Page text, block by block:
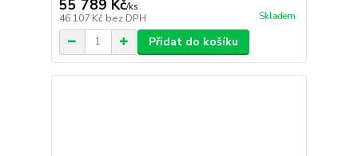
55 789 Kč/ks
46 107 Kč bez DPH Skladem
Přidat do košíku